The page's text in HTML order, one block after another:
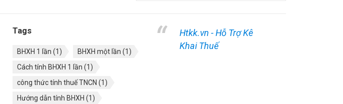
Tags
BHXH 1 lần (1) BHXH một lần (1)
Cách tính BHXH 1 lần (1)
công thức tính thuế TNCN (1)
Hướng dẫn tính BHXH (1)
Htkk.vn - Hỗ Trợ Kê
Khai Thuế